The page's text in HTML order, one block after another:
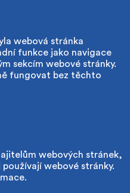
webová stránka
funkce jako navigace
sekcím webové stránky.
fungovat bez těchto
webových stránek,
webové stránky.